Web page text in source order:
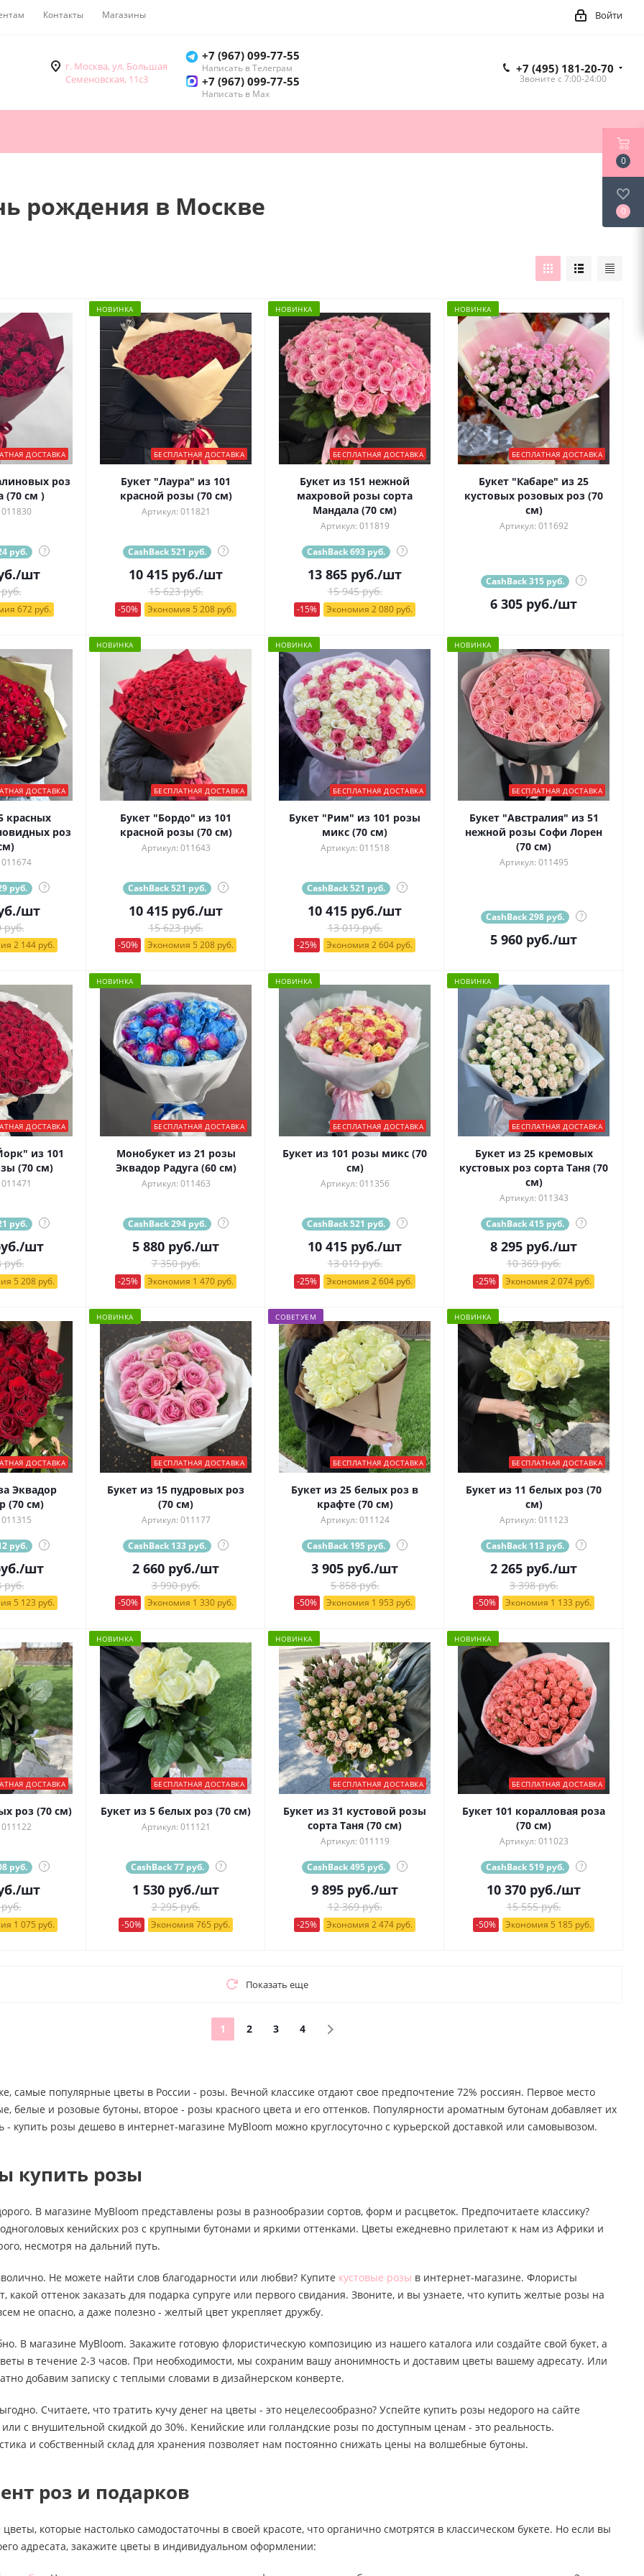
Контакты Магазины Войти
г. Москва, ул. Большая
Семеновская, 11с3
+7 (967) 099-77-55
Написать в Телеграм
+7 (967) 099-77-55
Написать в Мах
+7 (495) 181-20-70
Звоните c 7:00-24:00
рождения в Москве
ДОСТАВКА
роз
(70 см )
руб. ?
/шт
672 руб.
НОВИНКА
БЕСПЛАТНАЯ ДОСТАВКА
Букет "Лаура" из 101
красной розы (70 см)
Артикул: 011821
CashBack 521 руб. ?
10 415 руб./шт
15 623 руб.
-50% Экономия 5 208 руб.
НОВИНКА
БЕСПЛАТНАЯ ДОСТАВКА
Букет из 151 нежной
махровой розы сорта
Мандала (70 см)
Артикул: 011819
CashBack 693 руб. ?
13 865 руб./шт
15 945 руб.
-15% Экономия 2 080 руб.
НОВИНКА
БЕСПЛАТНАЯ ДОСТАВКА
Букет "Кабаре" из 25
кустовых розовых роз (70
см)
Артикул: 011692
CashBack 315 руб. ?
6 305 руб./шт
ДОСТАВКА
красных
роз
руб. ?
/шт
руб.
2 144 руб.
НОВИНКА
БЕСПЛАТНАЯ ДОСТАВКА
Букет "Бордо" из 101
красной розы (70 см)
Артикул: 011643
CashBack 521 руб. ?
10 415 руб./шт
15 623 руб.
-50% Экономия 5 208 руб.
НОВИНКА
БЕСПЛАТНАЯ ДОСТАВКА
Букет "Рим" из 101 розы
микс (70 см)
Артикул: 011518
CashBack 521 руб. ?
10 415 руб./шт
13 019 руб.
-25% Экономия 2 604 руб.
НОВИНКА
БЕСПЛАТНАЯ ДОСТАВКА
Букет "Австралия" из 51
нежной розы Софи Лорен
(70 см)
Артикул: 011495
CashBack 298 руб. ?
5 960 руб./шт
ДОСТАВКА
из 101
(70 см)
руб. ?
/шт
руб.
5 208 руб.
НОВИНКА
БЕСПЛАТНАЯ ДОСТАВКА
Монобукет из 21 розы
Эквадор Радуга (60 см)
Артикул: 011463
CashBack 294 руб. ?
5 880 руб./шт
7 350 руб.
-25% Экономия 1 470 руб.
НОВИНКА
БЕСПЛАТНАЯ ДОСТАВКА
Букет из 101 розы микс (70
см)
Артикул: 011356
CashBack 521 руб. ?
10 415 руб./шт
13 019 руб.
-25% Экономия 2 604 руб.
НОВИНКА
БЕСПЛАТНАЯ ДОСТАВКА
Букет из 25 кремовых
кустовых роз сорта Таня (70
см)
Артикул: 011343
CashBack 415 руб. ?
8 295 руб./шт
10 369 руб.
-25% Экономия 2 074 руб.
ДОСТАВКА
Эквадор
(70 см)
руб. ?
/шт
руб.
5 123 руб.
НОВИНКА
БЕСПЛАТНАЯ ДОСТАВКА
Букет из 15 пудровых роз
(70 см)
Артикул: 011177
CashBack 133 руб. ?
2 660 руб./шт
3 990 руб.
-50% Экономия 1 330 руб.
СОВЕТУЕМ
БЕСПЛАТНАЯ ДОСТАВКА
Букет из 25 белых роз в
крафте (70 см)
Артикул: 011124
CashBack 195 руб. ?
3 905 руб./шт
5 858 руб.
-50% Экономия 1 953 руб.
НОВИНКА
БЕСПЛАТНАЯ ДОСТАВКА
Букет из 11 белых роз (70
см)
Артикул: 011123
CashBack 113 руб. ?
2 265 руб./шт
3 398 руб.
-50% Экономия 1 133 руб.
ДОСТАВКА
роз (70 см)
руб. ?
/шт
1 075 руб.
НОВИНКА
БЕСПЛАТНАЯ ДОСТАВКА
Букет из 5 белых роз (70 см)
Артикул: 011121
CashBack 77 руб. ?
1 530 руб./шт
2 295 руб.
-50% Экономия 765 руб.
НОВИНКА
БЕСПЛАТНАЯ ДОСТАВКА
Букет из 31 кустовой розы
сорта Таня (70 см)
Артикул: 011119
CashBack 495 руб. ?
9 895 руб./шт
12 369 руб.
-25% Экономия 2 474 руб.
НОВИНКА
БЕСПЛАТНАЯ ДОСТАВКА
Букет 101 коралловая роза
(70 см)
Артикул: 011023
CashBack 519 руб. ?
10 370 руб./шт
15 555 руб.
-50% Экономия 5 185 руб.
Показать еще
1 2 3 4
самые популярные цветы в России - розы. Вечной классике отдают свое предпочтение 72% россиян. Первое место
белые и розовые бутоны, второе - розы красного цвета и его оттенков. Популярности ароматным бутонам добавляет их
- купить розы дешево в интернет-магазине MyBloom можно круглосуточно с курьерской доставкой или самовывозом.
купить розы
В магазине MyBloom представлены розы в разнообразии сортов, форм и расцветок. Предпочитаете классику?
одноголовых кенийских роз с крупными бутонами и яркими оттенками. Цветы ежедневно прилетают к нам из Африки и
несмотря на дальний путь.
Не можете найти слов благодарности или любви? Купите кустовые розы в интернет-магазине. Флористы
какой оттенок заказать для подарка супруге или первого свидания. Звоните, и вы узнаете, что купить желтые розы на
не опасно, а даже полезно - желтый цвет укрепляет дружбу.
В магазине MyBloom. Закажите готовую флористическую композицию из нашего каталога или создайте свой букет, а
в течение 2-3 часов. При необходимости, мы сохраним вашу анонимность и доставим цветы вашему адресату. Или
добавим записку с теплыми словами в дизайнерском конверте.
Считаете, что тратить кучу денег на цветы - это нецелесообразно? Успейте купить розы недорого на сайте
с внушительной скидкой до 30%. Кенийские или голландские розы по доступным ценам - это реальность.
и собственный склад для хранения позволяет нам постоянно снижать цены на волшебные бутоны.
роз и подарков
которые настолько самодостаточны в своей красоте, что органично смотрятся в классическом букете. Но если вы
адресата, закажите цветы в индивидуальном оформлении:
0
0